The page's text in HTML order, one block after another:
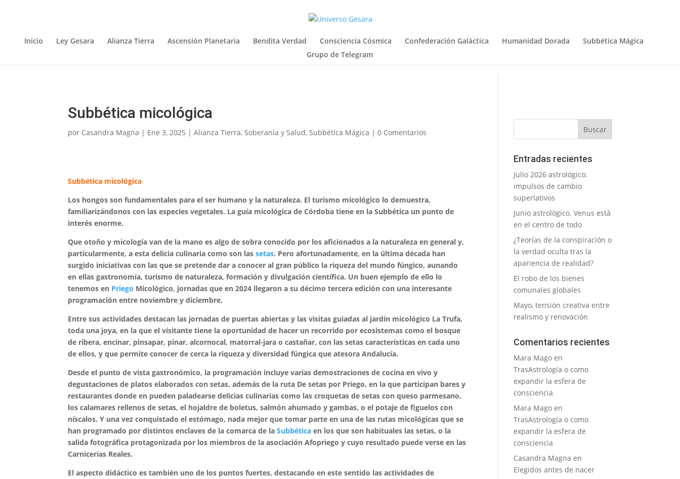
Inicio Ley Gesara Alianza Tierra Ascensión Planetaria Bendita Verdad Consciencia Cósmica Confederación Galáctica Humanidad Dorada
Subbética Mágica
Grupo de Telegram
Subbética micológica
por Casandra Magna | Ene 3, 2025 |Alianza Tierra,Soberanía y Salud,Subbética Mágica |0 Comentarios
Subbética micológica
Los hongos son fundamentales para el ser humano y la naturaleza. El turismo micológico lo demuestra,
familiarizándonos con las especies vegetales. La guía micológica de Córdoba tiene en la Subbética un punto de
interés enorme.
Que otoño y micología van de la mano es algo de sobra conocido por los aficionados a la naturaleza en general y,
particularmente, a esta delicia culinaria como son lassetas. Pero afortunadamente, en la última década han
surgido iniciativas con las que se pretende dar a conocer al gran público la riqueza del mundo fúngico, aunando
en ellas gastronomía, turismo de naturaleza, formación y divulgación científica. Un buen ejemplo de ello lo
tenemos en Priego Micológico, jornadas que en 2024 llegaron a su décimo tercera edición con una interesante
programación entre noviembre y diciembre.
Entre sus actividades destacan las jornadas de puertas abiertas y las visitas guiadas al jardín micológico La Trufa,
toda una joya, en la que el visitante tiene la oportunidad de hacer un recorrido por ecosistemas como el bosque
de ribera, encinar, pinsapar, pinar, alcornocal, matorral-jara o castañar, con las setas características en cada uno
de ellos, y que permite conocer de cerca la riqueza y diversidad fúngica que atesora Andalucía.
Desde el punto de vista gastronómico, la programación incluye varias demostraciones de cocina en vivo y
degustaciones de platos elaborados con setas, además de la ruta De setas por Priego, en la que participan bares y
restaurantes donde en pueden paladearse delicias culinarias como las croquetas de setas con queso parmesano,
los calamares rellenos de setas, el hojaldre de boletus, salmón ahumado y gambas, o el potaje de figuelos con
níscalos. Y una vez conquistado el estómago, nada mejor que tomar parte en una de las rutas micológicas que se
han programado por distintos enclaves de la comarca de laSubbética en los que son habituales las setas, o la
salida fotográfica protagonizada por los miembros de la asociación Afopriego y cuyo resultado puede verse en las
Carnicerías Reales.
El aspecto didáctico es también uno de los puntos fuertes, destacando en este sentido las actividades de
Entradas recientes
Julio 2026 astrológico:
impulsos de cambio
superlativos
Junio astrológico. Venus está
en el centro de todo
¿Teorías de la conspiración o
la verdad oculta tras la
apariencia de realidad?
El robo de los bienes
comunales globales
Mayo, tensión creativa entre
realismo y renovación
Comentarios recientes
Mara Mago en
TrasAstrología o como
expandir la esfera de
consciencia
Mara Mago en
TrasAstrología o como
expandir la esfera de
consciencia
Casandra Magna en
Elegidos antes de nacer